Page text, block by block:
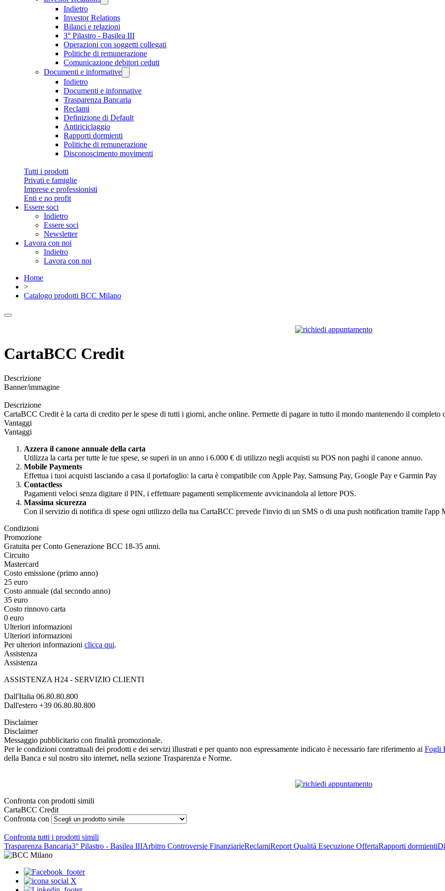
Indietro
Investor Relations
Bilanci e relazioni
3° Pilastro - Basilea III
Operazioni con soggetti collegati
Politiche di remunerazione
Comunicazione debitori ceduti
Documenti e informative
Indietro
Documenti e informative
Trasparenza Bancaria
Reclami
Definizione di Default
Antiriciclaggio
Rapporti dormienti
Politiche di remunerazione
Disconoscimento movimenti
Tutti i prodotti
Privati e famiglie
Imprese e professionisti
Enti e no profit
Essere soci
Indietro
Essere soci
Newsletter
Lavora con noi
Indietro
Lavora con noi
Home
>
Catalogo prodotti BCC Milano
CartaBCC Credit
Descrizione
Banner/immagine
Descrizione
CartaBCC Credit è la carta di credito per le spese di tutti i giorni, anche online. Permette di pagare in tutto il mondo mantenendo il completo
Vantaggi
Vantaggi
Azzera il canone annuale della carta
Utilizza la carta per tutte le tue spese, se superi in un anno i 6.000 € di utilizzo negli acquisti su POS non paghi il canone annuo.
Mobile Payments
Effettua i tuoi acquisti lasciando a casa il portafoglio: la carta è compatibile con Apple Pay, Samsung Pay, Google Pay e Garmin Pay
Contactless
Pagamenti veloci senza digitare il PIN, i effettuare pagamenti semplicemente avvicinandola al lettore POS.
Massima sicurezza
Con il servizio di notifica di spese ogni utilizzo della tua CartaBCC prevede l'invio di un SMS o di una push notification tramite l'app
Condizioni
Promozione
Gratuita per Conto Generazione BCC 18-35 anni.
Circuito
Mastercard
Costo emissione (primo anno)
25 euro
Costo annuale (dal secondo anno)
35 euro
Costo rinnovo carta
0 euro
Ulteriori informazioni
Ulteriori informazioni
Per ulteriori informazioni clicca qui.
Assistenza
Assistenza
ASSISTENZA H24 - SERVIZIO CLIENTI
Dall'Italia 06.80.80.800
Dall'estero +39 06.80.80.800
Disclaimer
Disclaimer
Messaggio pubblicitario con finalità promozionale.
Per le condizioni contrattuali dei prodotti e dei servizi illustrati e per quanto non espressamente indicato è necessario fare riferimento ai Fogli
della Banca e sul nostro sito internet, nella sezione Trasparenza e Norme.
Confronta con prodotti simili
CartaBCC Credit
Confronta con
Confronta tutti i prodotti simili
Trasparenza Bancaria3° Pilastro - Basilea IIIArbitro Controversie FinanziarieReclamiReport Qualità Esecuzione OffertaRapporti dormienti